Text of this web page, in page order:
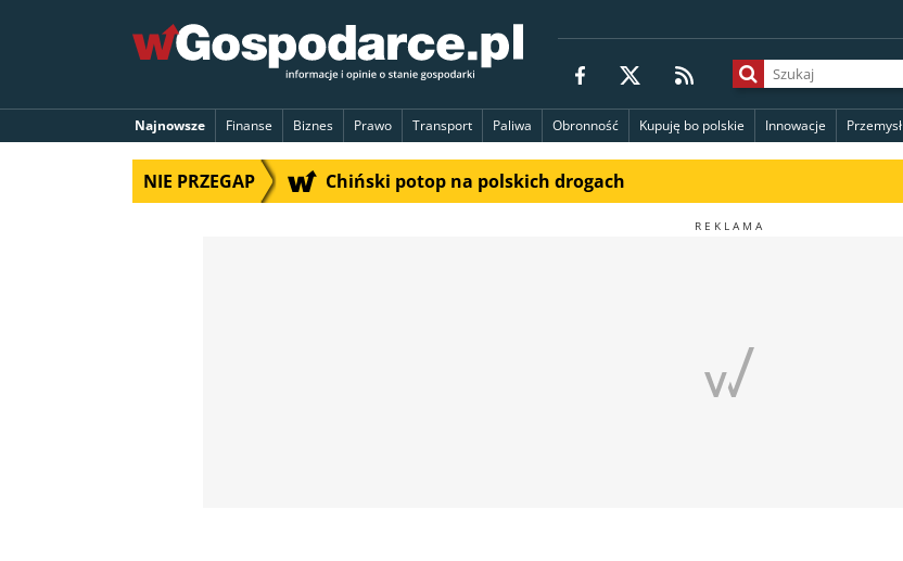
Najnowsze Finanse Biznes Prawo Transport Paliwa Obronność Kupuję bo polskie Innowacje Przemysł
NIE PRZEGAP Chiński potop na polskich drogach